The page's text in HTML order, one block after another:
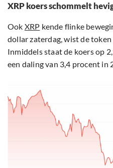
XRP koers schommelt
Ook XRP kende flinke
dollar zaterdag, wist de
Inmiddels staat de koers op
een daling van 3,4 procent in